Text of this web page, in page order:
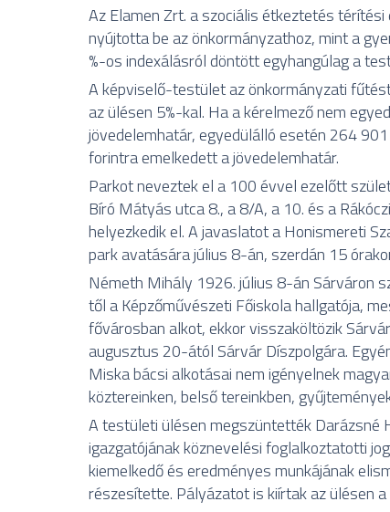
Az Elamen Zrt. a szociális étkeztetés
nyújtotta be az önkormányzathoz, mint a
%-os indexálásról döntött egyhangúlag a
A képviselő-testület az önkormányzati
az ülésen 5%-kal. Ha a kérelmező nem
jövedelemhatár, egyedülálló esetén 264
forintra emelkedett a jövedelemhatár.
Parkot neveztek el a 100 évvel ezelőtt
Bíró Mátyás utca 8., a 8/A, a 10. és a
helyezkedik el. A javaslatot a Honismereti
park avatására július 8-án, szerdán 15
Németh Mihály 1926. július 8-án Sárváron
től a Képzőművészeti Főiskola hallgatója,
fővárosban alkot, ekkor visszaköltözik
augusztus 20-ától Sárvár Díszpolgára.
Miska bácsi alkotásai nem igényelnek
köztereinken, belső tereinkben,
A testületi ülésen megszüntették Darázsné
igazgatójának köznevelési foglalkoztatotti
kiemelkedő és eredményes munkájának
részesítette. Pályázatot is kiírtak az ülésen